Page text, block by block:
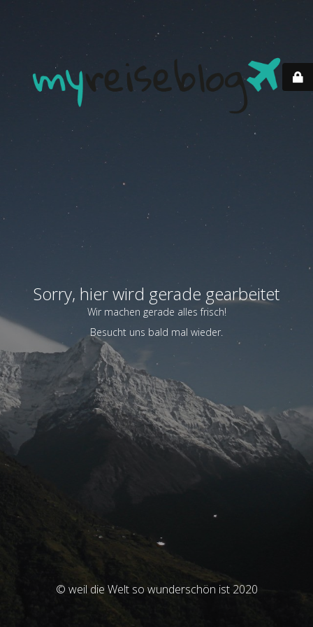
Sorry, hier wird gerade gearbeitet
Wir machen gerade alles frisch!
Besucht uns bald mal wieder.
© weil die Welt so wunderschön ist 2020